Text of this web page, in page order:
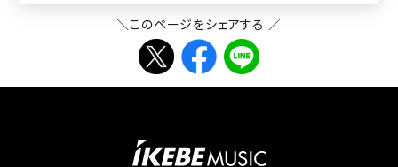
る、“歌”。 […]
＼このページをシェアする ／